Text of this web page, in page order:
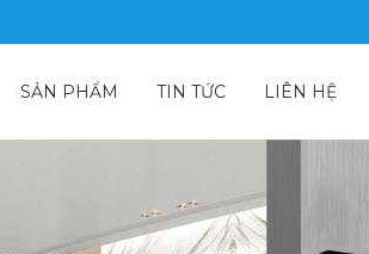
SẢN PHẨM TIN TỨC LIÊN HỆ